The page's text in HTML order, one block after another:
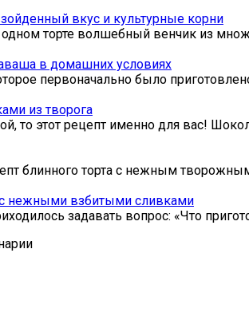
вкус и культурные корни
торте волшебный венчик из
в домашних условиях
первоначально было
из творога
то этот рецепт именно для вас!
блинного торта с нежным
нежными взбитыми сливками
задавать вопрос: «Что